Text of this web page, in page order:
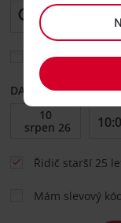
Vyberte si jiné
DATUM OD
Řidič starší 25
Mám slevový kód